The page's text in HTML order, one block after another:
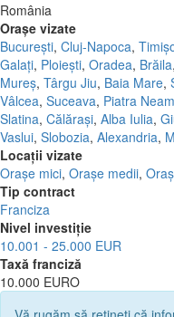
România
Orașe vizate
București, Cluj-Napoca,
Galați, Ploiești, Oradea, Brăila,
Mureș, Târgu Jiu, Baia Mare,
Vâlcea, Suceava, Piatra
Slatina, Călărași, Alba Iulia,
Vaslui, Slobozia, Alexandria,
Locații vizate
Orașe mici, Orașe medii,
Tip contract
Franciza
Nivel investiție
10.001 - 25.000 EUR
Taxă franciză
10.000 EURO